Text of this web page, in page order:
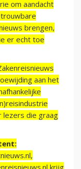
om aandacht
brengen,
er echt toe
aan het
lezers die graag